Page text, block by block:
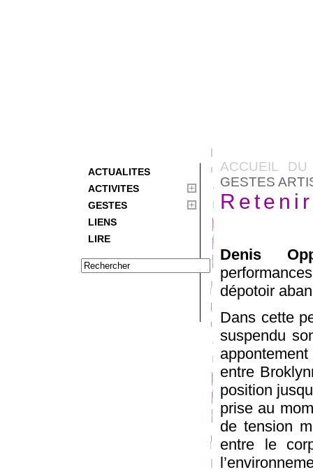
ACTUALITES
ACTIVITES
GESTES
LIENS
LIRE
ACCUEIL
GESTES
Retenir
Denis
dépotoir
Dans cette
suspendu
entre
position
prise au
de tension
entre le